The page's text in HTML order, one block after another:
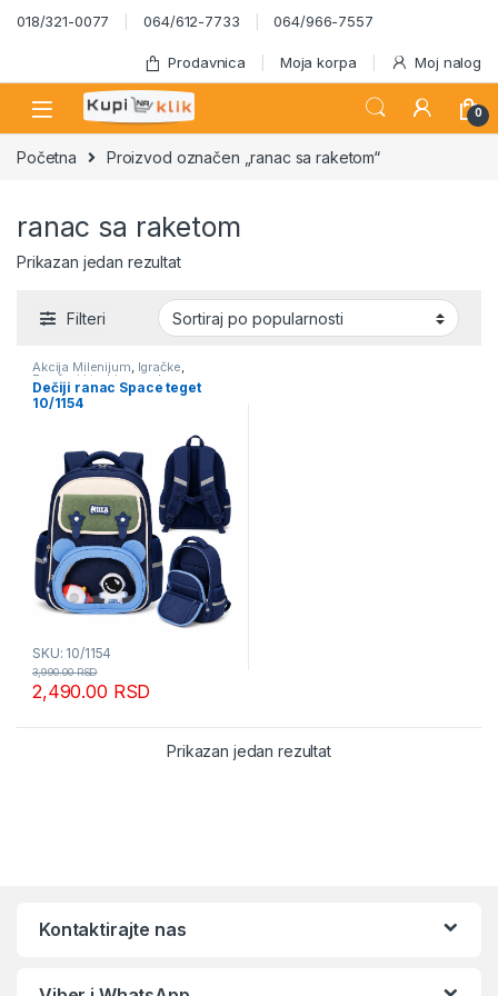
Skip to navigation
Skip to content
018/321-0077 064/612-7733 064/966-7557
Prodavnica Moja korpa Moj nalog
0
Početna Proizvod označen „ranac sa raketom“
ranac sa raketom
Prikazan jedan rezultat
Filteri
Akcija Milenijum, Igračke,
Rančevi i torbice za decu
Školski program
Dečiji ranac Space teget
10/1154
SKU: 10/1154
2,490.00 RSD
3,990.00RSD
Prikazan jedan rezultat
Kontaktirajte nas